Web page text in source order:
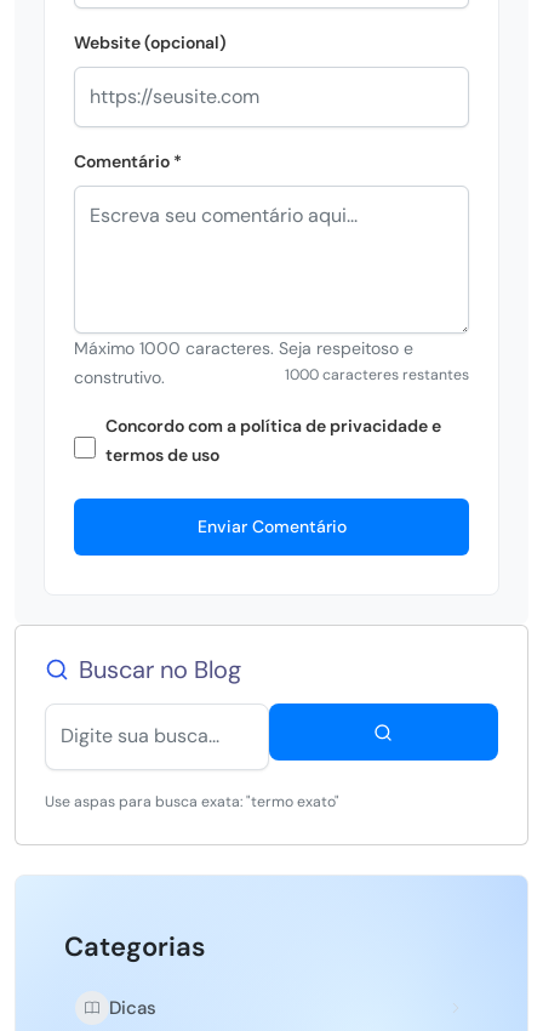
Website (opcional)
Comentário *
Máximo 1000 caracteres. Seja respeitoso e
construtivo.
1000 caracteres restantes
Concordo com a política de privacidade e
termos de uso
Enviar Comentário
Buscar no Blog
Use aspas para busca exata: "termo exato"
Categorias
Dicas